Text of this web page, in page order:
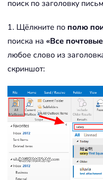
поиск по заголовку
1. Щёлкните по полю
поиска на «Все
любое слово из
скриншот: